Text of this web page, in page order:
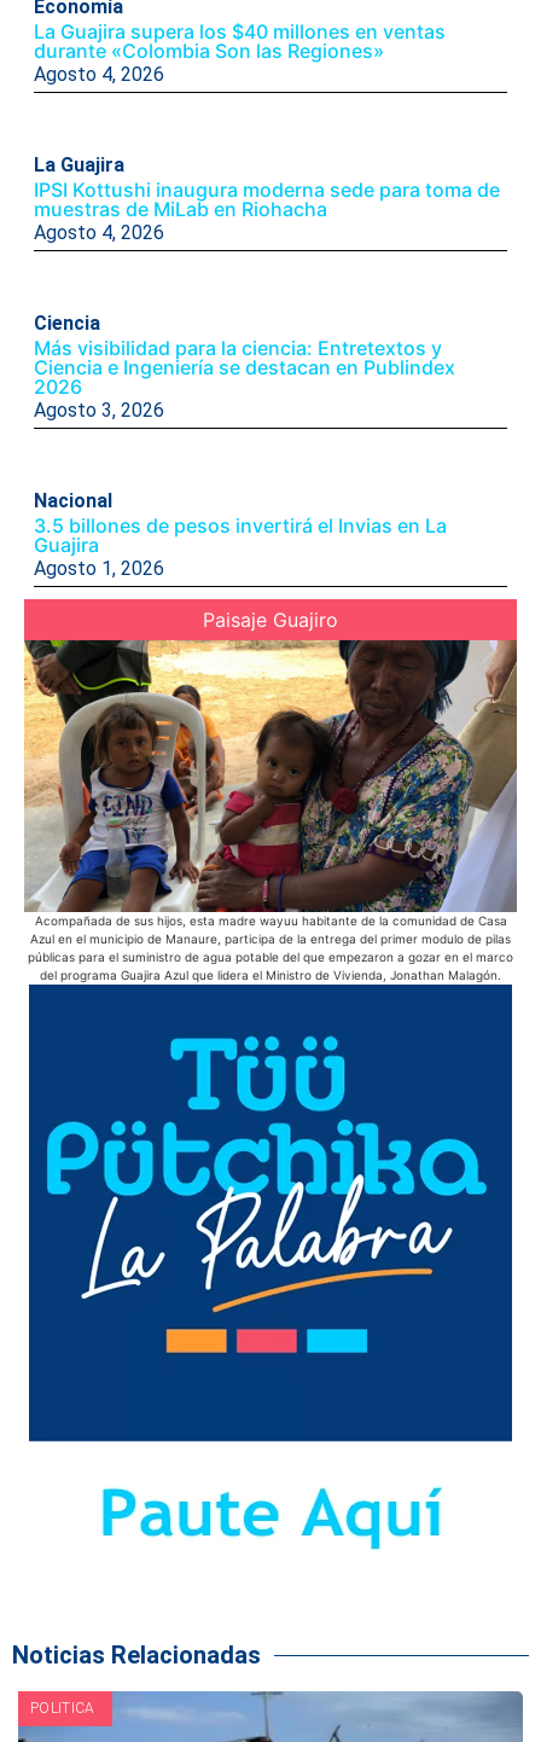
Economía
La Guajira supera los $40 millones en ventas
durante «Colombia Son las Regiones»
Agosto 4, 2026
La Guajira
IPSI Kottushi inaugura moderna sede para toma de
muestras de MiLab en Riohacha
Agosto 4, 2026
Ciencia
Más visibilidad para la ciencia: Entretextos y
Ciencia e Ingeniería se destacan en Publindex
2026
Agosto 3, 2026
Nacional
3.5 billones de pesos invertirá el Invias en La
Guajira
Agosto 1, 2026
Paisaje Guajiro
Acompañada de sus hijos, esta madre wayuu habitante de la comunidad de Casa
Azul en el municipio de Manaure, participa de la entrega del primer modulo de pilas
públicas para el suministro de agua potable del que empezaron a gozar en el marco
del programa Guajira Azul que lidera el Ministro de Vivienda, Jonathan Malagón.
Noticias Relacionadas
POLITICA